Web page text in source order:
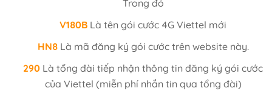
Trong đó
V180B Là tên gói cước 4G Viettel mới
HN8 Là mã đăng ký gói cước trên website này.
290 Là tổng đài tiếp nhận thông tin đăng ký gói cước
của Viettel (miễn phí nhắn tin qua tổng đài)